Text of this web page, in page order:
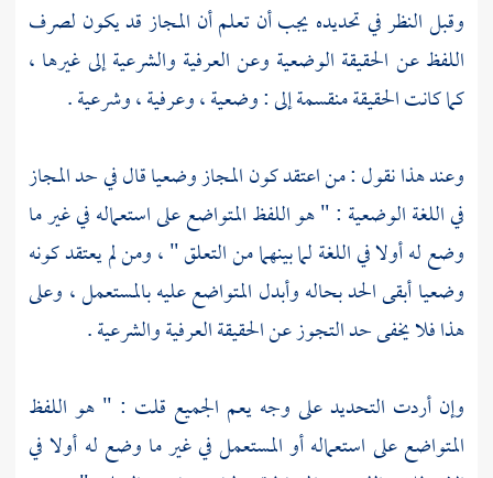
وقبل النظر في تحديده يجب أن تعلم أن المجاز قد يكون لصرف
اللفظ عن الحقيقة الوضعية وعن العرفية والشرعية إلى غيرها ،
كما كانت الحقيقة منقسمة إلى : وضعية ، وعرفية ، وشرعية .
وعند هذا نقول : من اعتقد كون المجاز وضعيا قال في حد المجاز
في اللغة الوضعية : " هو اللفظ المتواضع على استعماله في غير ما
وضع له أولا في اللغة لما بينهما من التعلق " ، ومن لم يعتقد كونه
وضعيا أبقى الحد بحاله وأبدل المتواضع عليه بالمستعمل ، وعلى
هذا فلا يخفى حد التجوز عن الحقيقة العرفية والشرعية .
وإن أردت التحديد على وجه يعم الجميع قلت : " هو اللفظ
المتواضع على استعماله أو المستعمل في غير ما وضع له أولا في